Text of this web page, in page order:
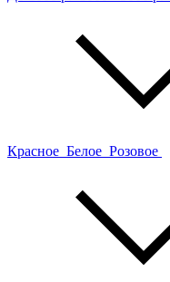
Красное Белое Розовое